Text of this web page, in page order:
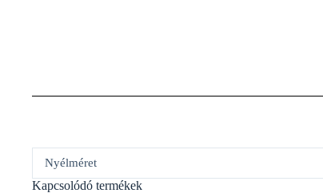
Nyélméret
Kapcsolódó termékek